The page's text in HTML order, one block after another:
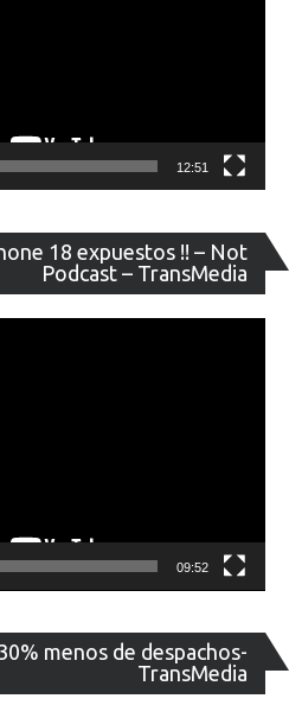
12:51
18 expuestos !! – Not
Podcast – TransMedia
de
09:52
menos de despachos-
TransMedia
de